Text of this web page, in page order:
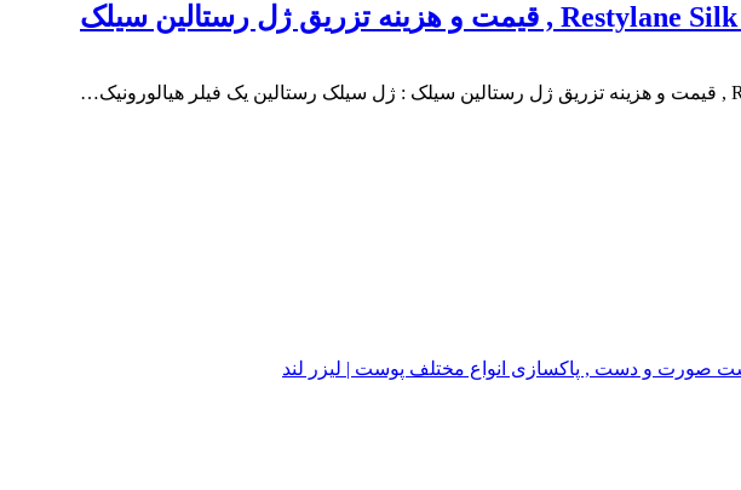
صورت و دست , پاکسازی انواع مختلف پوست | لیزر لند